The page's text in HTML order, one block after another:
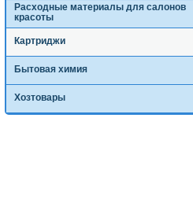
Расходные материалы для салонов
красоты
Картриджи
Бытовая химия
Хозтовары